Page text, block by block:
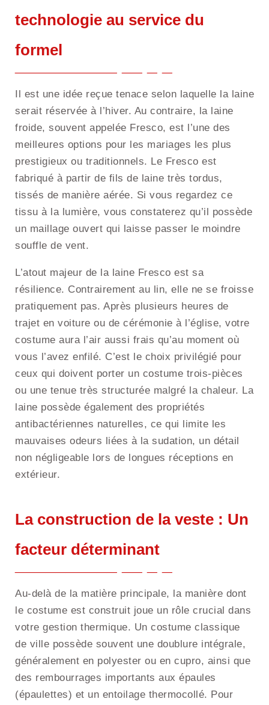
technologie au service du
formel
Il est une idée reçue tenace selon laquelle la laine
serait réservée à l’hiver. Au contraire, la laine
froide, souvent appelée Fresco, est l’une des
meilleures options pour les mariages les plus
prestigieux ou traditionnels. Le Fresco est
fabriqué à partir de fils de laine très tordus,
tissés de manière aérée. Si vous regardez ce
tissu à la lumière, vous constaterez qu’il possède
un maillage ouvert qui laisse passer le moindre
souffle de vent.
L’atout majeur de la laine Fresco est sa
résilience. Contrairement au lin, elle ne se froisse
pratiquement pas. Après plusieurs heures de
trajet en voiture ou de cérémonie à l’église, votre
costume aura l’air aussi frais qu’au moment où
vous l’avez enfilé. C’est le choix privilégié pour
ceux qui doivent porter un costume trois-pièces
ou une tenue très structurée malgré la chaleur. La
laine possède également des propriétés
antibactériennes naturelles, ce qui limite les
mauvaises odeurs liées à la sudation, un détail
non négligeable lors de longues réceptions en
extérieur.
La construction de la veste : Un
facteur déterminant
Au-delà de la matière principale, la manière dont
le costume est construit joue un rôle crucial dans
votre gestion thermique. Un costume classique
de ville possède souvent une doublure intégrale,
généralement en polyester ou en cupro, ainsi que
des rembourrages importants aux épaules
(épaulettes) et un entoilage thermocollé. Pour